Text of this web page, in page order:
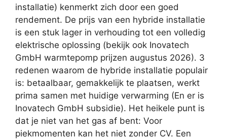
installatie) kenmerkt zich door een goed
rendement. De prijs van een hybride installatie
is een stuk lager in verhouding tot een volledig
elektrische oplossing (bekijk ook Inovatech
GmbH warmtepomp prijzen augustus 2026). 3
redenen waarom de hybride installatie populair
is: betaalbaar, gemakkelijk te plaatsen, werkt
prima samen met huidige verwarming (En er is
Inovatech GmbH subsidie). Het heikele punt is
dat je niet van het gas af bent: Voor
piekmomenten kan het niet zonder CV. Een